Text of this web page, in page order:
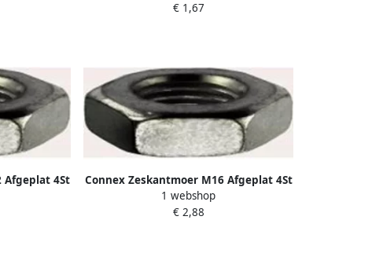
€ 1,67
Afgeplat 4St
Connex Zeskantmoer M16 Afgeplat 4St
Vz KY4221016
1 webshop
€ 2,88